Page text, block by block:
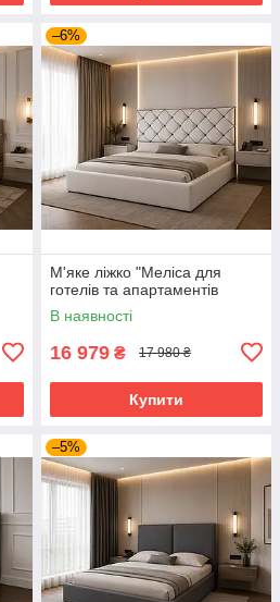
–6%
М'яке ліжко "Меліса для
готелів та апартаментів
В наявності
16 979 ₴ 17 980 ₴
Купити
–5%